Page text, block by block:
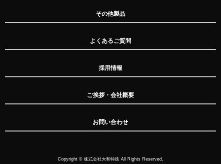
その他製品
よくあるご質問
採用情報
ご挨拶・会社概要
お問い合わせ
Copyright © 株式会社大和特殊 All Rights Reserved.